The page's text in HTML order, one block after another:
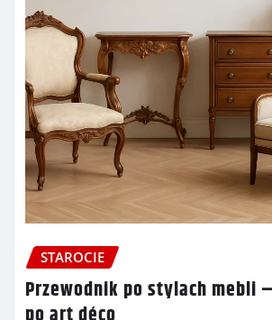
STAROCIE
Przewodnik po stylach mebli